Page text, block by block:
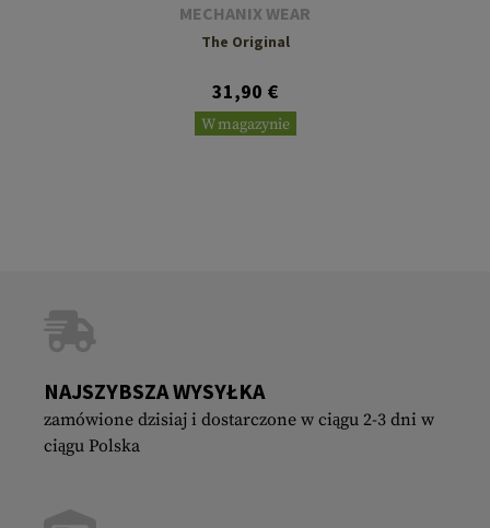
MECHANIX WEAR
The Original
31,90 €
W magazynie
NAJSZYBSZA WYSYŁKA
zamówione dzisiaj i dostarczone w ciągu 2-3 dni w
ciągu Polska